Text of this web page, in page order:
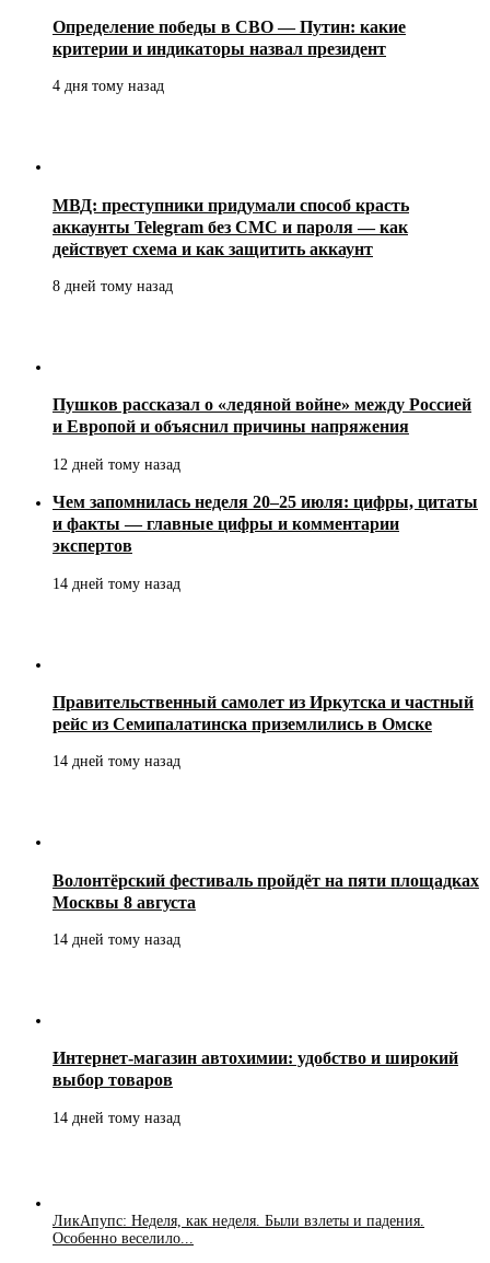
Определение победы в СВО — Путин: какие
критерии и индикаторы назвал президент
4 дня тому назад
МВД: преступники придумали способ красть
аккаунты Telegram без СМС и пароля — как
действует схема и как защитить аккаунт
8 дней тому назад
Пушков рассказал о «ледяной войне» между Россией
и Европой и объяснил причины напряжения
12 дней тому назад
Чем запомнилась неделя 20–25 июля: цифры, цитаты
и факты — главные цифры и комментарии
экспертов
14 дней тому назад
Правительственный самолет из Иркутска и частный
рейс из Семипалатинска приземлились в Омске
14 дней тому назад
Волонтёрский фестиваль пройдёт на пяти площадках
Москвы 8 августа
14 дней тому назад
Интернет-магазин автохимии: удобство и широкий
выбор товаров
14 дней тому назад
ЛикАпупс: Неделя, как неделя. Были взлеты и падения.
Особенно веселило...